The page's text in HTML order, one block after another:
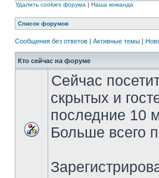
Удалить cookies форума | Наша команда
Список форумов
Сообщения без ответов | Активные темы |
Кто сейчас на форуме
Сейчас
скрытых и
последние 10
Больше всего